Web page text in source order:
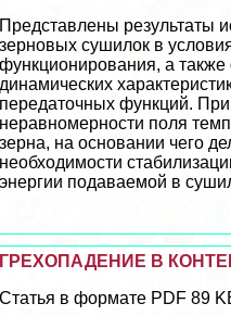
Представлены результаты
зерновых сушилок в
функционирования, а также
динамических
передаточных функций.
неравномерности поля
зерна, на основании чего
необходимости
энергии подаваемой в
ГРЕХОПАДЕНИЕ В
Статья в формате PDF 89